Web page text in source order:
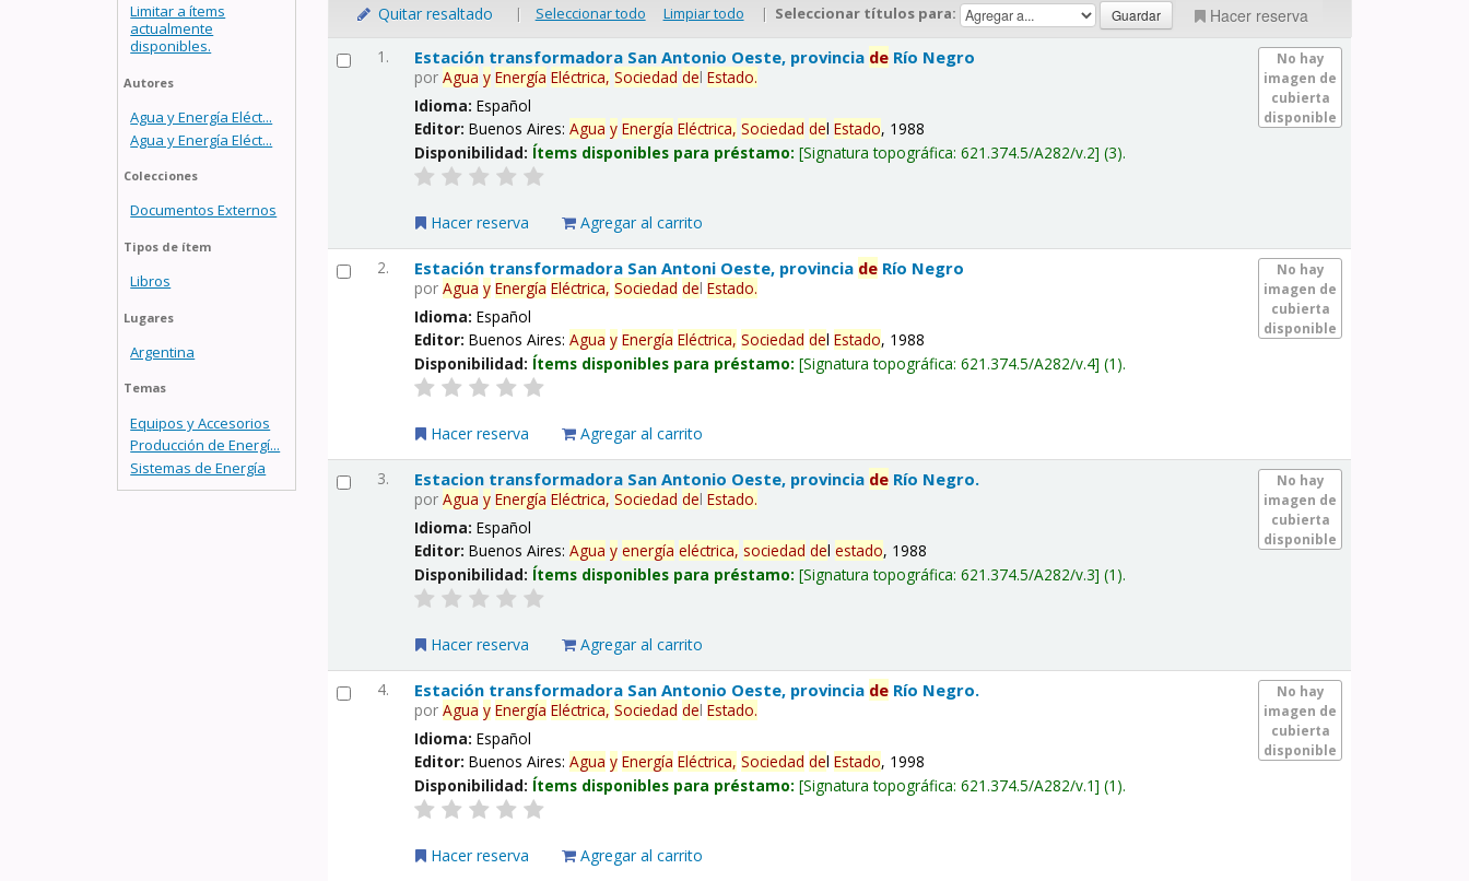
Limitar a ítems
actualmente
disponibles.
Autores
Agua y Energía Eléct...
Agua y Energía Eléct...
Colecciones
Documentos Externos
Tipos de ítem
Libros
Lugares
Argentina
Temas
Equipos y Accesorios
Producción de Energí...
Sistemas de Energía
Quitar resaltado | Seleccionar todo Limpiar todo | Seleccionar títulos para: Hacer reserva
1.
No hay
imagen de
cubierta
disponible
Estación transformadora San Antonio Oeste, provincia de Río Negro
porAgua y Energía Eléctrica, Sociedad delEstado.
Idioma:Español
Editor:Buenos Aires:Agua y Energía Eléctrica, Sociedad delEstado, 1988
Disponibilidad: Ítems disponibles para préstamo: Signatura topográfica:621.374.5/A282/v.2 (3).
Hacer reserva Agregar al carrito
2.
No hay
imagen de
cubierta
disponible
Estación transformadora San Antoni Oeste, provincia de Río Negro
porAgua y Energía Eléctrica, Sociedad delEstado.
Idioma:Español
Editor:Buenos Aires:Agua y Energía Eléctrica, Sociedad delEstado, 1988
Disponibilidad: Ítems disponibles para préstamo: Signatura topográfica:621.374.5/A282/v.4 (1).
Hacer reserva Agregar al carrito
3.
No hay
imagen de
cubierta
disponible
Estacion transformadora San Antonio Oeste, provincia de Río Negro.
porAgua y Energía Eléctrica, Sociedad delEstado.
Idioma:Español
Editor:Buenos Aires:Agua y energía eléctrica, sociedad delestado, 1988
Disponibilidad: Ítems disponibles para préstamo: Signatura topográfica:621.374.5/A282/v.3 (1).
Hacer reserva Agregar al carrito
4.
No hay
imagen de
cubierta
disponible
Estación transformadora San Antonio Oeste, provincia de Río Negro.
porAgua y Energía Eléctrica, Sociedad delEstado.
Idioma:Español
Editor:Buenos Aires:Agua y Energía Eléctrica, Sociedad delEstado, 1998
Disponibilidad: Ítems disponibles para préstamo: Signatura topográfica:621.374.5/A282/v.1 (1).
Hacer reserva Agregar al carrito